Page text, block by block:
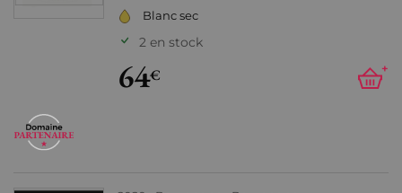
Blanc sec
2 en stock
64€ +